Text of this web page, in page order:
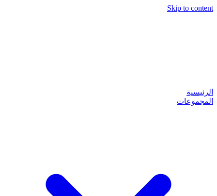
Skip to content
الرئيسية
المجموعات